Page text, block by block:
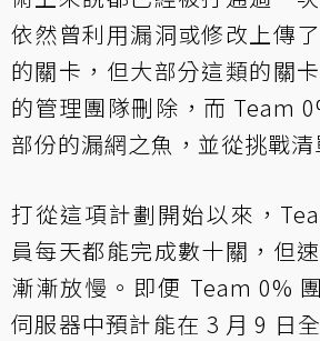
依然曾利用漏洞或修改上傳
的關卡，但大部分這類的關
的管理團隊刪除，而 Team
部份的漏網之魚，並從挑戰清
打從這項計劃開始以來，
員每天都能完成數十關，但
漸漸放慢。即便 Team 0%
伺服器中預計能在 3 月 9 日